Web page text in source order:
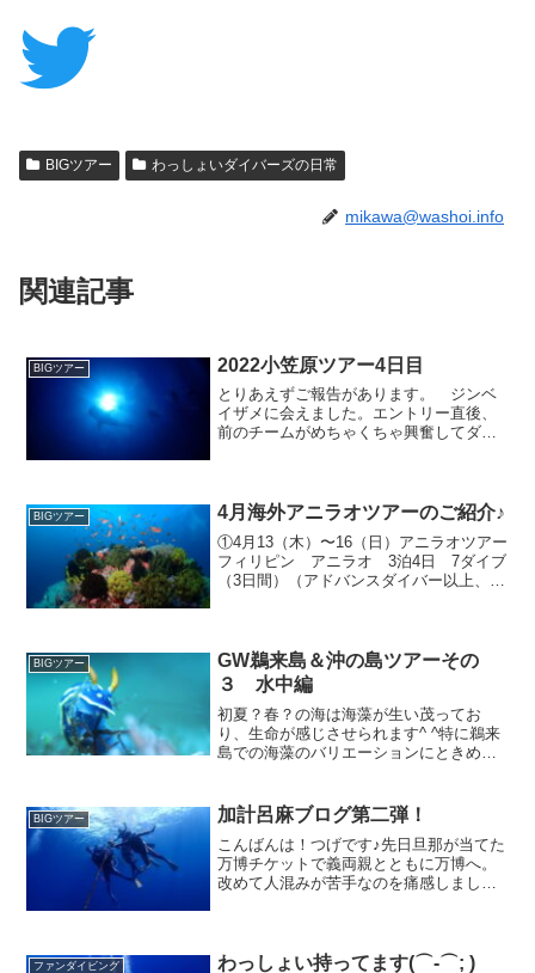
BIGツアー わっしょいダイバーズの日常
mikawa@washoi.info
関連記事
BIGツアー 2022小笠原ツアー4日目
とりあえずご報告があります。 ジンベ
イザメに会えました。エントリー直後、
前のチームがめちゃくちゃ興奮してダッ
くの方へ、、、そ...
BIGツアー 4月海外アニラオツアーのご紹介♪
①4月13（木）〜16（日）アニラオツアー
フィリピン アニラオ 3泊4日 7ダイブ
（3日間）（アドバンスダイバー以上、5
チ...
BIGツアー
GW鵜来島＆沖の島ツアーその
３ 水中編
初夏？春？の海は海藻が生い茂ってお
り、生命が感じさせられます^ ^特に鵜来
島での海藻のバリエーションにときめい
て写真撮るのもいいですよねオレンジと
ブルーを手前にお客様...
BIGツアー 加計呂麻ブログ第二弾！
こんばんは！つげです♪先日旦那が当てた
万博チケットで義両親とともに万博へ。
改めて人混みが苦手なのを痛感しました
ーが大興奮してま...
ファンダイビング わっしょい持ってます(⌒-⌒; )